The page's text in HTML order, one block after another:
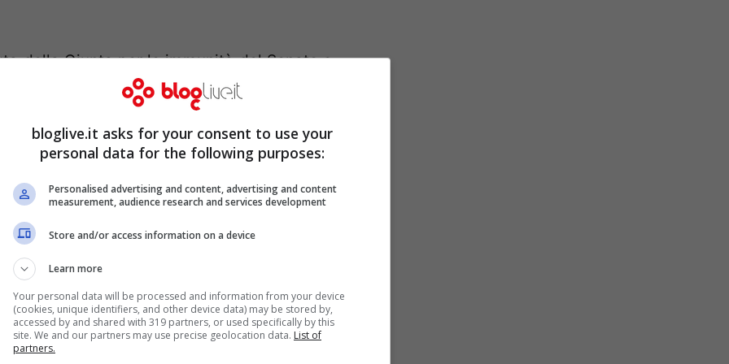
della Giunta per le immunità del Senato e
. Maurizio Gasparri, nella relazione
degli Interni Salvini di farsi ricevere
“Un atto procedurale dovuto” ha
valuteremo se, in base alla Costituzione, ci
se dobbiamo procedere o meno”.
bloglive.it asks for your consent to use your
personal data for the following purposes:
Personalised advertising and content, advertising and content
measurement, audience research and services development
Store and/or access information on a device
Learn more
Your personal data will be processed and information from your device
(cookies, unique identifiers, and other device data) may be stored by,
accessed by and shared with 319 partners, or used specifically by this
site. We and our partners may use precise geolocation data. List of
partners.